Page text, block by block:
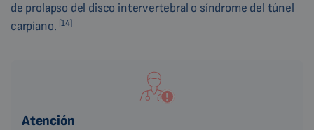
de prolapso del disco intervertebral o síndrome del túnel
carpiano. [14]
Atención